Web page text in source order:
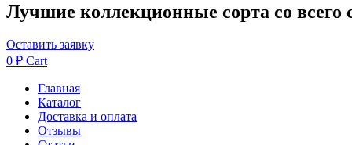
Лучшие коллекционные сорта со всего
Оставить заявку
0 ₽ Cart
Главная
Каталог
Доставка и оплата
Отзывы